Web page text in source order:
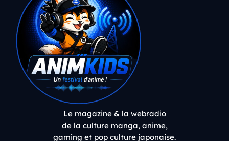
Le magazine & la webradio
de la culture manga, anime,
gaming et pop culture japonaise.